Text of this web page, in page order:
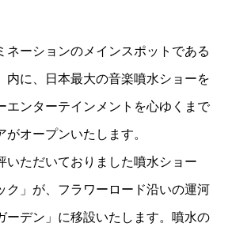
ネーションのメインスポットである
内に、日本最大の音楽噴水ショーを
エンターテインメントを心ゆくまで
オープンいたします。
いただいておりました噴水ショー
ク」が、フラワーロード沿いの運河
ーデン」に移設いたします。噴水の